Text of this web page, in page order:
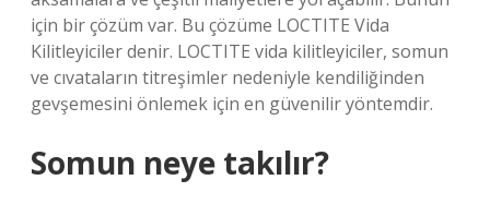
için bir çözüm var. Bu çözüme LOCTITE Vida
Kilitleyiciler denir. LOCTITE vida kilitleyiciler, somun
ve cıvataların titreşimler nedeniyle kendiliğinden
gevşemesini önlemek için en güvenilir yöntemdir.
Somun neye takılır?